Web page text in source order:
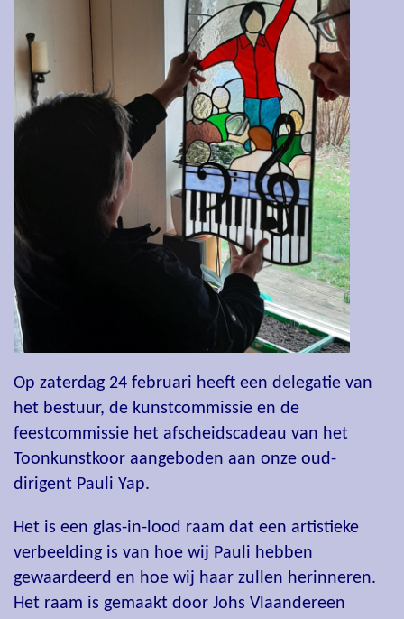
Op zaterdag 24 februari heeft een delegatie van
het bestuur, de kunstcommissie en de
feestcommissie het afscheidscadeau van het
Toonkunstkoor aangeboden aan onze oud-
dirigent Pauli Yap.
Het is een glas-in-lood raam dat een artistieke
verbeelding is van hoe wij Pauli hebben
gewaardeerd en hoe wij haar zullen herinneren.
Het raam is gemaakt door Johs Vlaandereen